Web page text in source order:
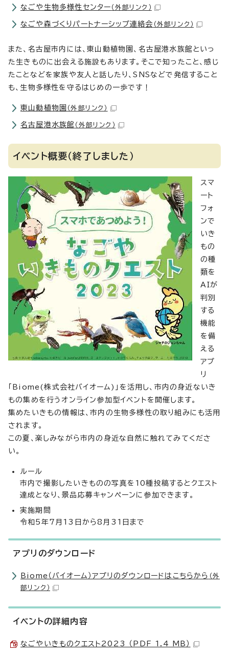
なごや生物多様性センター （外部リンク）
なごや森づくりパートナーシップ連絡会 （外部リンク）
また、名古屋市内には、東山動植物園、名古屋港水族館といっ
た生きものに出会える施設もあります。そこで知ったこと、感じ
たことなどを家族や友人と話したり、SNSなどで発信すること
も、生物多様性を守るはじめの一歩です！
東山動植物園 （外部リンク）
名古屋港水族館 （外部リンク）
イベント概要（終了しました）
スマ
ート
フォ
ンで
いき
もの
の種
類を
AIが
判別
する
機能
を備
える
アプ
リ
「Biome(株式会社バイオーム)」を活用し、市内の身近ないき
もの集めを行うオンライン参加型イベントを開催します。
集めたいきもの情報は、市内の生物多様性の取り組みにも活用
されます。
この夏、楽しみながら市内の身近な自然に触れてみてくださ
い。
ルール
市内で撮影したいきものの写真を10種投稿するとクエスト
達成となり、景品応募キャンペーンに参加できます。
実施期間
令和5年7月13日から8月31日まで
アプリのダウンロード
Biome（バイオーム）アプリのダウンロードはこちらから （外
部リンク）
イベントの詳細内容
なごやいきものクエスト2023 （PDF 1.4 MB）